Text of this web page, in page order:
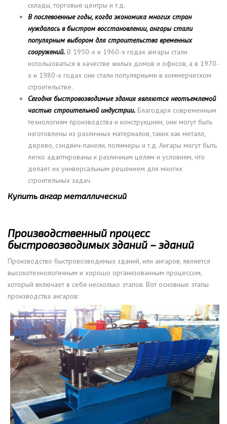
склады, торговые центры и т.д.
В послевоенные годы, когда экономика многих стран
нуждалась в быстром восстановлении, ангары стали
популярным выбором для строительства временных
сооружений. В 1950-х и 1960-х годах ангары стали
использоваться в качестве жилых домов и офисов, а в 1970-
х и 1980-х годах они стали популярными в коммерческом
строительстве.
Сегодня быстровозводимые здания являются неотъемлемой
частью строительной индустрии. Благодаря современным
технологиям производства и конструкциям, они могут быть
изготовлены из различных материалов, таких как металл,
дерево, сэндвич-панели, полимеры и т.д. Ангары могут быть
легко адаптированы к различным целям и условиям, что
делает их универсальным решением для многих
строительных задач.
Купить ангар металлический
Производственный процесс
быстровозводимых зданий – зданий
Производство быстровозводимых зданий, или ангаров, является
высокотехнологичным и хорошо организованным процессом,
который включает в себя несколько этапов. Вот основные этапы
производства ангаров: